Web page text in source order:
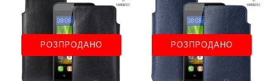
РОЗПРОДАНО РОЗПРОДАНО